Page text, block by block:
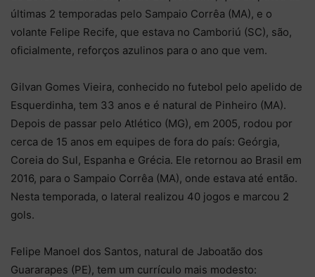
últimas 2 temporadas pelo Sampaio Corrêa (MA), e o
volante Felipe Recife, que estava no Camboriú (SC), são,
oficialmente, reforços azulinos para o ano que vem.
Gilvan Gomes Vieira, conhecido no futebol pelo apelido de
Esquerdinha, tem 33 anos e é natural de Pinheiro (MA).
Depois de passar pelo Atlético (MG), em 2005, rodou por
cerca de 15 anos em equipes de fora do país: Geórgia,
Coreia do Sul, Espanha e Grécia. Ele retornou ao Brasil em
2016, para o Sampaio Corrêa (MA), onde estava até então.
Nesta temporada, o lateral realizou 40 jogos e marcou 2
gols.
Felipe Manoel dos Santos, natural de Jaboatão dos
Guararapes (PE), tem um currículo mais modesto: